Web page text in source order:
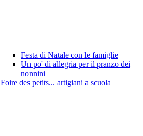
Festa di Natale con le famiglie
Un po' di allegria per il pranzo dei
nonnini
Foire des petits... artigiani a scuola